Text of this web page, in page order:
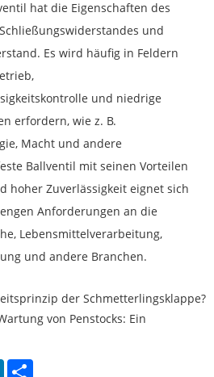
hat die Eigenschaften des
und
Es wird häufig in Feldern
und niedrige
erfordern, wie z. B.
Macht und andere
Ballventil mit seinen Vorteilen
hoher Zuverlässigkeit eignet sich
Anforderungen an die
Lebensmittelverarbeitung,
und andere Branchen.
der Schmetterlingsklappe?
von Penstocks: Ein
LinkedIn